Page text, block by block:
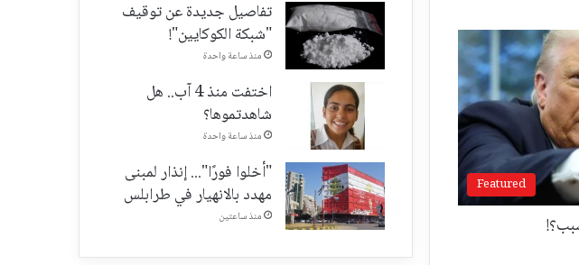
Featured
تفاصيل جديدة عن توقيف
"شبكة الكوكايين"!
منذ ساعة واحدة
اختفت منذ 4 آب.. هل
شاهدتموها؟
منذ ساعة واحدة
"أخلوا فورًا"... إنذار لمبنى
مهدد بالانهيار في طرابلس
منذ ساعتين